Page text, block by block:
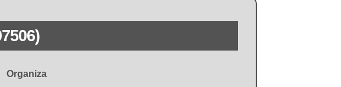
Organiza
conocer al profesorado del
alumnos (Es el único que se